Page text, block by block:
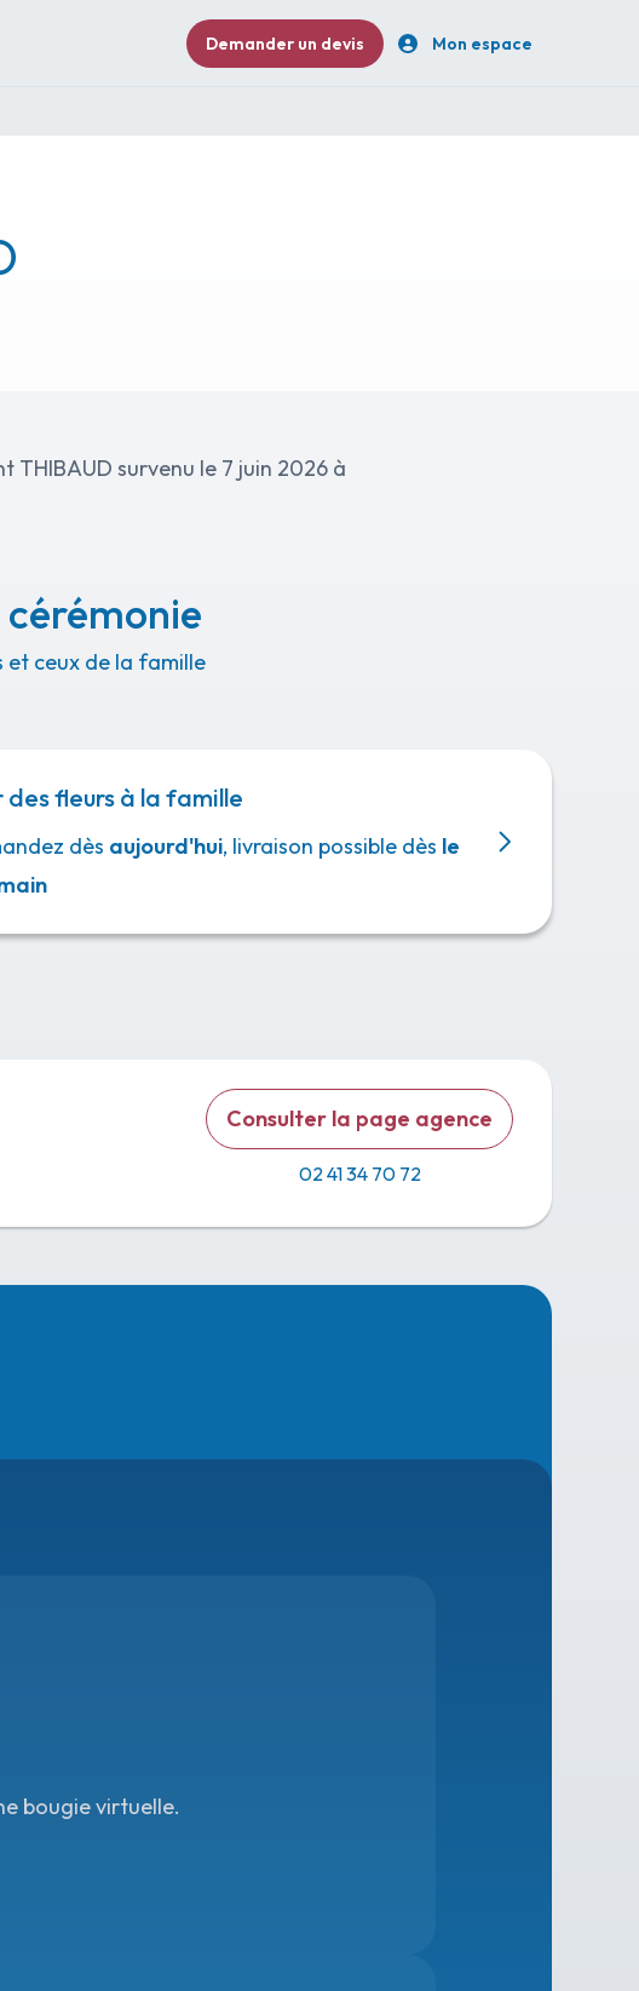
Demander un devis Mon espace
7 juin 2026 à
et ceux de la famille
des fleurs à la famille
dès aujourd'hui, livraison possible dès le
Consulter la page agence
02 41 34 70 72
bougie virtuelle.